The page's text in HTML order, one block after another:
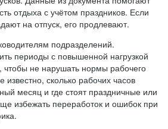
отдыха с учётом праздников. Если
на отпуск, его продлевают.
подразделений.
периоды с повышенной нагрузкой
чтобы не нарушать нормы рабочего
известно, сколько рабочих часов
месяц и где стоят праздничные или
избежать переработок и ошибок при